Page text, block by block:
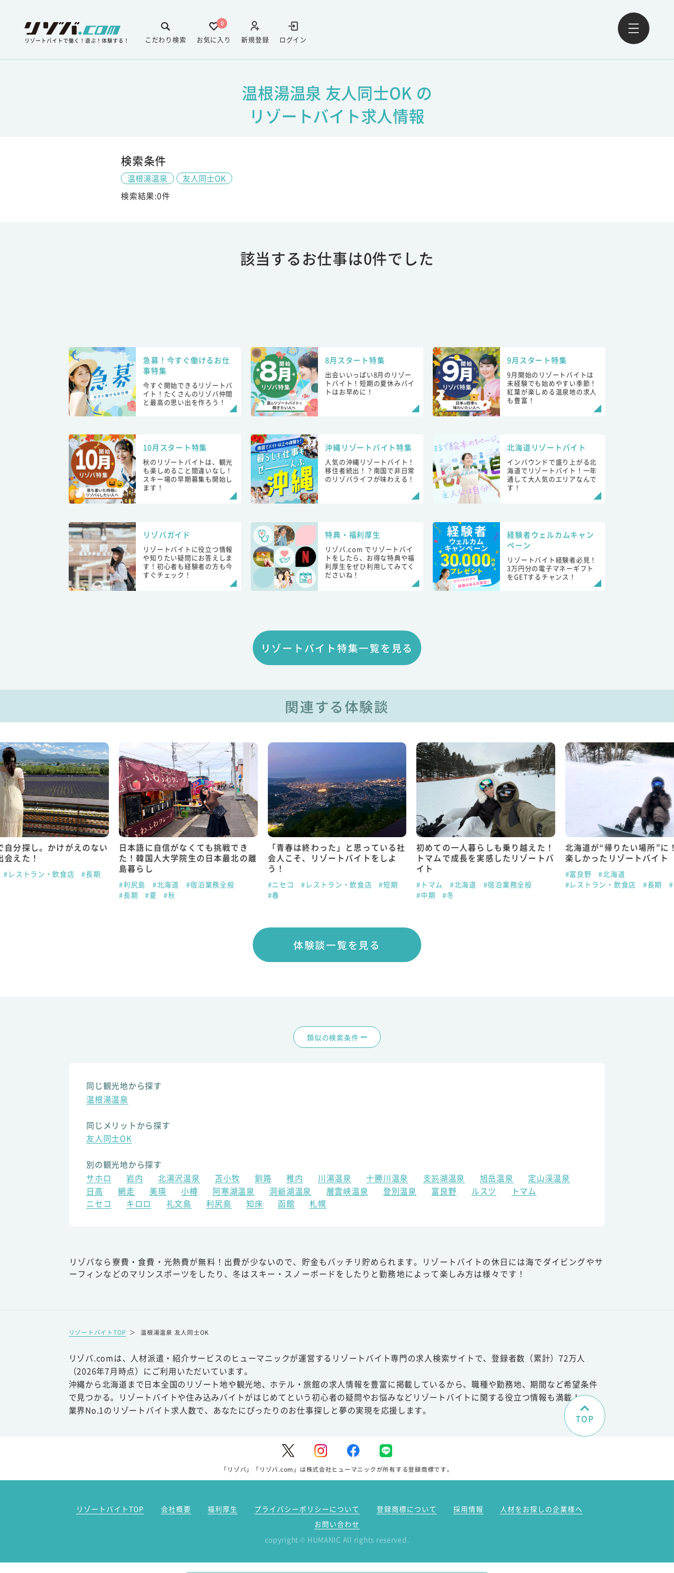
リゾートバイトで働く！遊ぶ！体験する！ ログイン
新規登録
0
お気に入り
こだわり検索
温根湯温泉 友人同士OK の
リゾートバイト求人情報
検索条件
温根湯温泉
友人同士OK
検索結果:0件
該当するお仕事は0件でした
急募！今すぐ働けるお仕
事特集
今すぐ開始できるリゾートバ
イト！たくさんのリゾバ仲間
と最高の思い出を作ろう！
8月スタート特集
出会いいっぱい8月のリゾー
トバイト！短期の夏休みバイ
トはお早めに！
9月スタート特集
9月開始のリゾートバイトは
未経験でも始めやすい季節！
紅葉が楽しめる温泉地の求人
も豊富！
10月スタート特集
秋のリゾートバイトは、観光
も楽しめること間違いなし！
スキー場の早期募集も開始し
ます！
沖縄リゾートバイト特集
人気の沖縄リゾートバイト！
移住者続出！？南国で非日常
のリゾバライフが味わえる！
北海道リゾートバイト
インバウンドで盛り上がる北
海道でリゾートバイト！一年
通して大人気のエリアなんで
す！
リゾバガイド
リゾートバイトに役立つ情報
や知りたい疑問にお答えしま
す！初心者も経験者の方も今
すぐチェック！
特典・福利厚生
リゾバ.com でリゾートバイ
トをしたら、お得な特典や福
利厚生をぜひ利用してみてく
ださいね！
経験者ウェルカムキャン
ペーン
リゾートバイト経験者必見！
3万円分の電子マネーギフト
をGETするチャンス！
リゾートバイト特集一覧を見る
関連する体験談
自分探し。かけがえのない
会えた！
#レストラン・飲食店
#長期
日本語に自信がなくても挑戦でき
た！韓国人大学院生の日本最北の離
島暮らし
#利尻島 #北海道
#宿泊業務全般
#長期
#夏 #秋
「青春は終わった」と思っている社
会人こそ、リゾートバイトをしよ
う！
#ニセコ #レストラン・飲食店
#短期
#春
初めての一人暮らしも乗り越えた！
トマムで成長を実感したリゾートバ
イト
#トマム #北海道
#宿泊業務全般
#中期
#冬
北海道が“帰りたい場所”に
楽しかったリゾートバイト
#富良野
#北海道
#レストラン・飲食店
#長期
体験談一覧を見る
類似の検索条件
同じ観光地から探す
温根湯温泉
同じメリットから探す
友人同士OK
別の観光地から探す
サホロ
岩内 北湯沢温泉 苫小牧 釧路 稚内 川湯温泉 十勝川温泉 支笏湖温泉 旭岳温泉
定山渓温泉
日高
網走 美瑛 小樽 阿寒湖温泉 洞爺湖温泉 層雲峡温泉 登別温泉 富良野 ルスツ
トマム
ニセコ
キロロ 礼文島 利尻島 知床 函館 札幌
リゾバなら寮費・食費・光熱費が無料！出費が少ないので、貯金もバッチリ貯められます。リゾートバイトの休日には海でダイビングやサ
ーフィンなどのマリンスポーツをしたり、冬はスキー・スノーボードをしたりと勤務地によって楽しみ方は様々です！
リゾートバイトTOP ＞ 温根湯温泉 友人同士OK
リゾバ.comは、人材派遣・紹介サービスのヒューマニックが運営するリゾートバイト専門の求人検索サイトで、登録者数（累計）72万人
（2026年7月時点）にご利用いただいています。
沖縄から北海道まで日本全国のリゾート地や観光地、ホテル・旅館の求人情報を豊富に掲載しているから、職種や勤務地、期間など希望条件
で見つかる。リゾートバイトや住み込みバイトがはじめてという初心者の疑問やお悩みなどリゾートバイトに関する役立つ情報も満載！
業界No.1のリゾートバイト求人数で、あなたにぴったりのお仕事探しと夢の実現を応援します。
TOP
「リゾバ」「リゾバ.com」は株式会社ヒューマニックが所有する登録商標です。
リゾートバイトTOP 会社概要 福利厚生 プライバシーポリシーについて 登録商標について 採用情報
人材をお探しの企業様へ
お問い合わせ
copyright © HUMANIC All rights reserved.